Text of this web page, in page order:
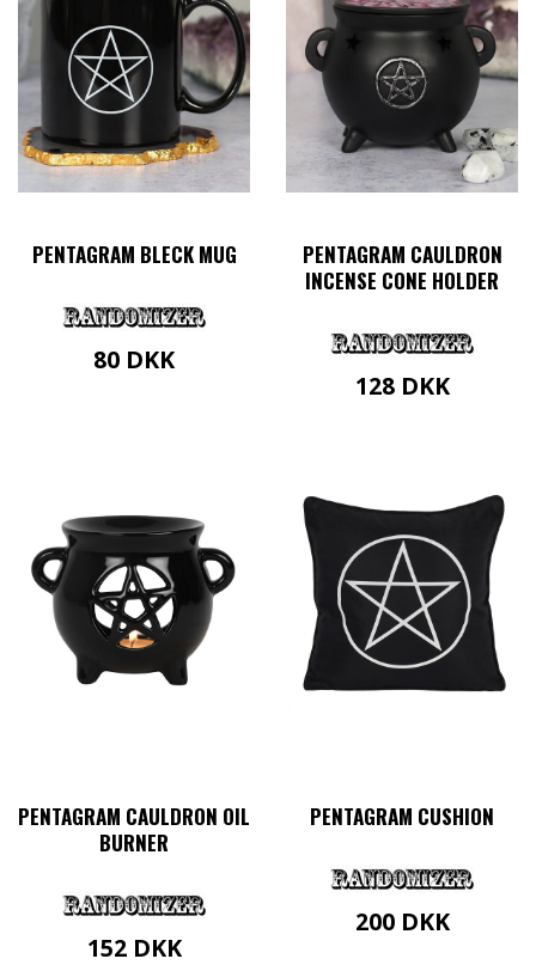
PENTAGRAM BLECK MUG
80 DKK
PENTAGRAM CAULDRON
INCENSE CONE HOLDER
128 DKK
PENTAGRAM CAULDRON OIL
BURNER
152 DKK
PENTAGRAM CUSHION
200 DKK